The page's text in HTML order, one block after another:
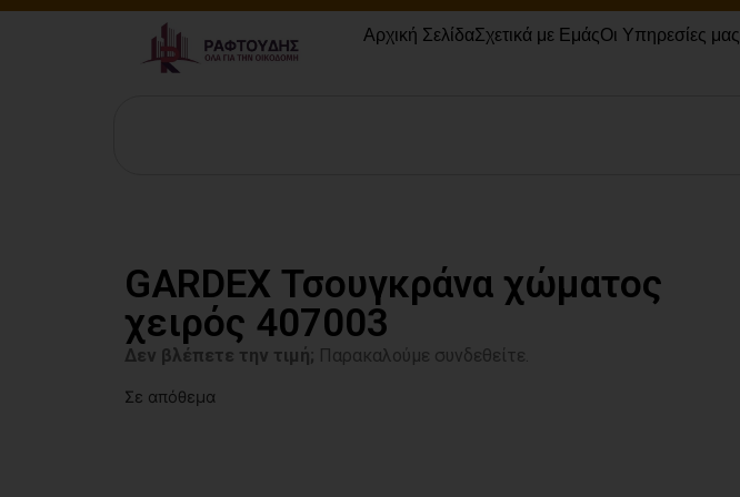
Αρχική ΣελίδαΣχετικά με ΕμάςΟι Υπηρεσίες μας
GARDEX Τσουγκράνα χώματος
χειρός 407003
Δεν βλέπετε την τιμή; Παρακαλούμε συνδεθείτε.
Σε απόθεμα